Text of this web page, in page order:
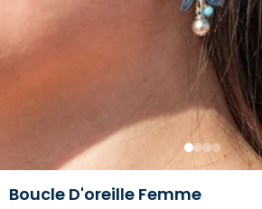
1 234
Boucle D'oreille Femme